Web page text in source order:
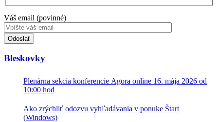
Váš email (povinné)
Toto
pole
nevyplňujte.
Bleskovky
Plenárna sekcia konferencie Agora online 16. mája 2026 od
10:00 hod
Ako zrýchliť odozvu vyhľadávania v ponuke Štart
(Windows)